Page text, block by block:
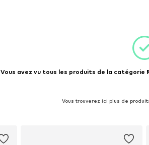
Vous avez vu tous les produits de la catégorie
Vous trouverez ici plus de